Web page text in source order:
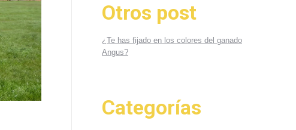
Otros post
¿Te has fijado en los colores del ganado
Angus?
Categorías